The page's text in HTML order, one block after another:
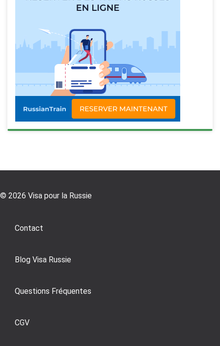
© 2026 Visa pour la Russie
Contact
Blog Visa Russie
Questions Fréquentes
CGV